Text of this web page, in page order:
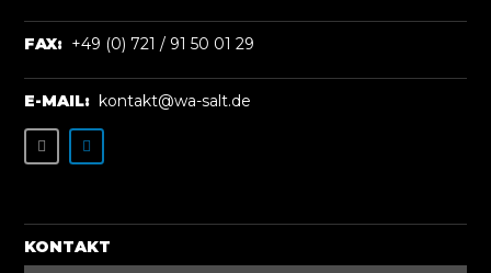
FAX: +49 (0) 721 / 91 50 01 29
E-MAIL: kontakt@wa-salt.de
KONTAKT